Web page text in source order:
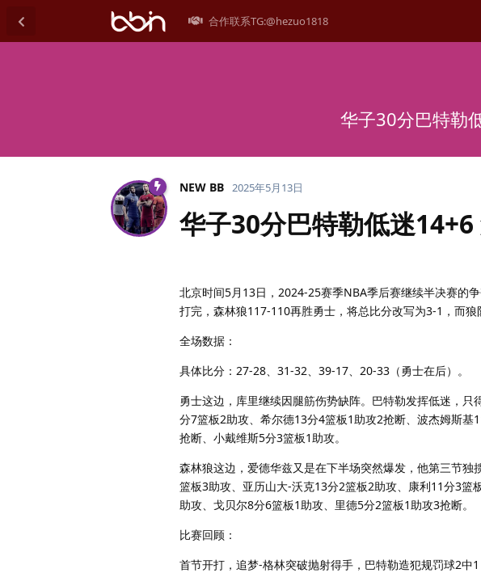
合作联系TG:@hezuo1818
华子30分巴特勒
NEW BB 2025年5月13日
华子30分巴特勒低迷
北京时间5月13日，2024-25赛季NBA季后赛继续半决赛的
打完，森林狼117-110再胜勇士，将总比分改写为3-1，而狼
全场数据：
具体比分：27-28、31-32、39-17、20-33（勇士在后）。
勇士这边，库里继续因腿筋伤势缺阵。巴特勒发挥低迷，
分7篮板2助攻、希尔德13分4篮板1助攻2抢断、波杰姆斯
抢断、小戴维斯5分3篮板1助攻。
森林狼这边，爱德华兹又是在下半场突然爆发，他第三节
篮板3助攻、亚历山大-沃克13分2篮板2助攻、康利11分3
助攻、戈贝尔8分6篮板1助攻、里德5分2篮板1助攻3抢断。
比赛回顾：
首节开打，追梦-格林突破抛射得手，巴特勒造犯规罚球2